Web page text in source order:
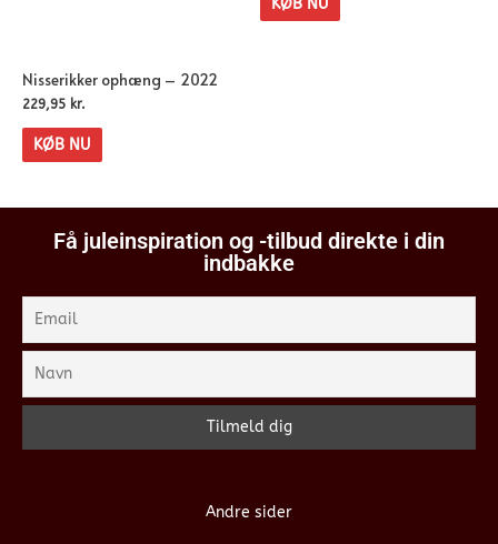
Nisserikker ophæng – 2022
229,95 kr.
KØB NU
KØB NU
Få juleinspiration og -tilbud direkte i din
indbakke
Andre sider